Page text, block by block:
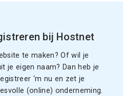
bij Hostnet
te maken? Of wil je
je eigen naam? Dan heb je
‘m nu en zet je
(online) onderneming.